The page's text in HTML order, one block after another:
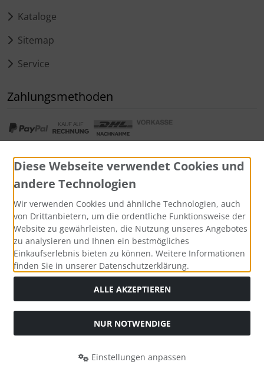
Kataloge
Sitemap
Service
Zahlungsmethoden
Alle Preise inkl. gesetzl. MwSt. zzgl.Versandkosten
durchgestrichenen Preise entsprechen dem bisherigen Preis
Tushita PaperArt GmbH © 2026 | Template © 2026 by Karl
Diese Webseite verwendet Cookies und
andere Technologien
Wir verwenden Cookies und ähnliche Technologien, auch
von Drittanbietern, um die ordentliche Funktionsweise der
Website zu gewährleisten, die Nutzung unseres Angebotes
zu analysieren und Ihnen ein bestmögliches
Einkaufserlebnis bieten zu können. Weitere Informationen
finden Sie in unserer Datenschutzerklärung.
ALLE AKZEPTIEREN
NUR NOTWENDIGE
Einstellungen anpassen